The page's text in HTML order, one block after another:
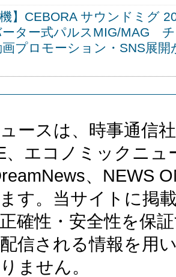
機】CEBORA サウンドミグ
ーター式パルスMIG/MAG
プロモーション・SNS展開
ースは、時事通信
、エコノミックニ
、NEWS
す。当サイトに掲
確性・安全性を保
信される情報を用
ません。